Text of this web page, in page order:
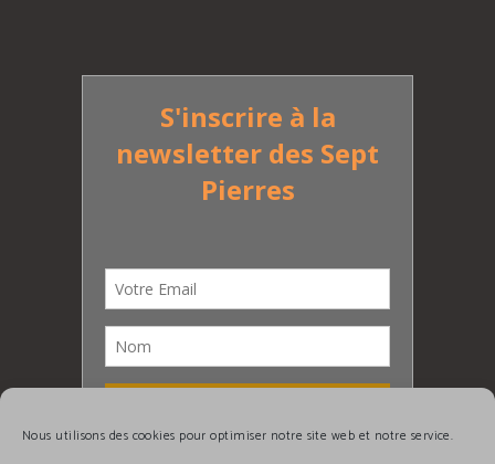
Nous utilisons des cookies pour optimiser notre site web et notre service.